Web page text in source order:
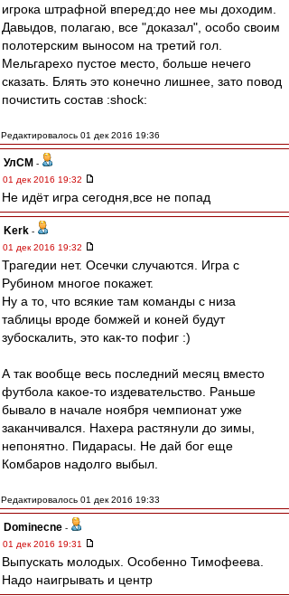
игрока штрафной вперед:до нее мы доходим.
Давыдов, полагаю, все "доказал", особо своим
полотерским выносом на третий гол.
Мельгарехо пустое место, больше нечего
сказать. Блять это конечно лишнее, зато повод
почистить состав :shock:
Редактировалось 01 дек 2016 19:36
УлСМ -
01 дек 2016 19:32
Не идёт игра сегодня,все не попад
Kerk -
01 дек 2016 19:32
Трагедии нет. Осечки случаются. Игра с
Рубином многое покажет.
Ну а то, что всякие там команды с низа
таблицы вроде бомжей и коней будут
зубоскалить, это как-то пофиг :)
А так вообще весь последний месяц вместо
футбола какое-то издевательство. Раньше
бывало в начале ноября чемпионат уже
заканчивался. Нахера растянули до зимы,
непонятно. Пидарасы. Не дай бог еще
Комбаров надолго выбыл.
Редактировалось 01 дек 2016 19:33
Dominecne -
01 дек 2016 19:31
Выпускать молодых. Особенно Тимофеева.
Надо наигрывать и центр